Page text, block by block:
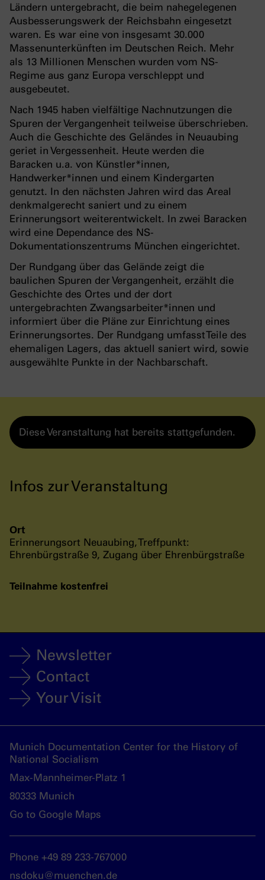
Ländern untergebracht, die beim nahegelegenen
Ausbesserungswerk der Reichsbahn eingesetzt
waren. Es war eine von insgesamt 30.000
Massenunterkünften im Deutschen Reich. Mehr
als 13 Millionen Menschen wurden vom NS-
Regime aus ganz Europa verschleppt und
ausgebeutet.
Nach 1945 haben vielfältige Nachnutzungen die
Spuren der Vergangenheit teilweise überschrieben.
Auch die Geschichte des Geländes in Neuaubing
geriet in Vergessenheit. Heute werden die
Baracken u.a. von Künstler*innen,
Handwerker*innen und einem Kindergarten
genutzt. In den nächsten Jahren wird das Areal
denkmalgerecht saniert und zu einem
Erinnerungsort weiterentwickelt. In zwei Baracken
wird eine Dependance des NS-
Dokumentationszentrums München eingerichtet.
Der Rundgang über das Gelände zeigt die
baulichen Spuren der Vergangenheit, erzählt die
Geschichte des Ortes und der dort
untergebrachten Zwangsarbeiter*innen und
informiert über die Pläne zur Einrichtung eines
Erinnerungsortes. Der Rundgang umfasst Teile des
ehemaligen Lagers, das aktuell saniert wird, sowie
ausgewählte Punkte in der Nachbarschaft.
Diese Veranstaltung hat bereits stattgefunden.
Infos zur Veranstaltung
Ort
Erinnerungsort Neuaubing, Treffpunkt:
Ehrenbürgstraße 9, Zugang über Ehrenbürgstraße
Teilnahme kostenfrei
Newsletter
Contact
Your Visit
Munich Documentation Center for the History of
National Socialism
Max-Mannheimer-Platz 1
80333 Munich
Go to Google Maps
Phone +49 89 233-767000
nsdoku@muenchen.de